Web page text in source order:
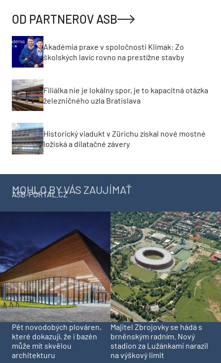
OD PARTNEROV ASB
Akadémia praxe v spoločnosti Klimak: Zo
školských lavíc rovno na prestížne stavby
Filiálka nie je lokálny spor, je to kapacitná otázka
železničného uzla Bratislava
Historický viadukt v Zürichu získal nové mostné
ložiská a dilatačné závery
MOHLO BY VÁS ZAUJÍMAŤ
ASB-PORTAL.CZ
Pět novodobých plováren,
které dokazují, že i bazén
může mít skvělou
architekturu
Majitel Zbrojovky se hádá s
brněnským radním. Nový
stadion za Lužánkami narazil
na výškový limit